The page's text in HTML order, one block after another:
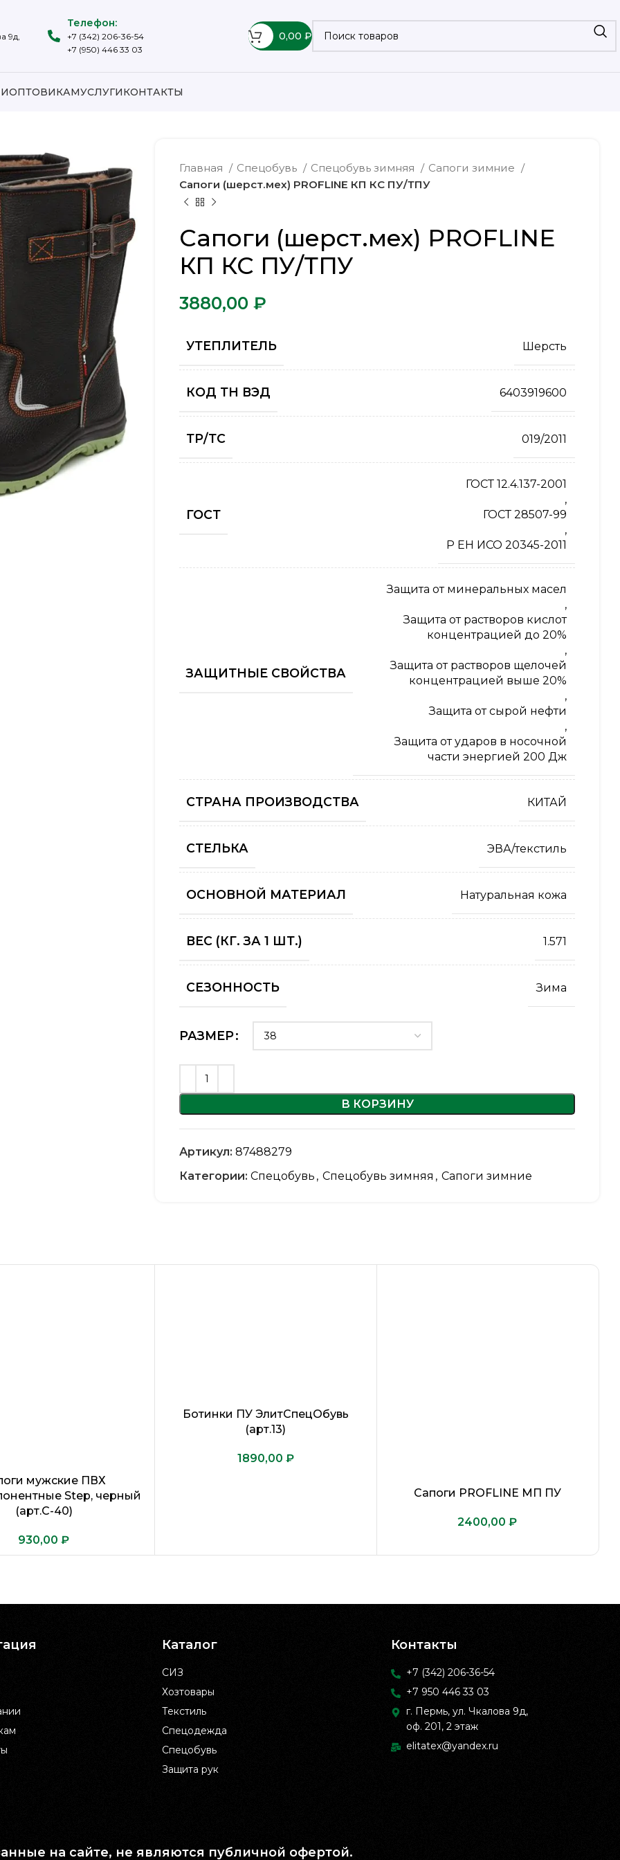
9д,
Телефон:
+7 (342) 206-36-54
+7 (950) 446 33 03
0,00 ₽
ОПТОВИКАМУСЛУГИКОНТАКТЫ
Главная Спецобувь Спецобувь зимняя
Сапоги зимние
Сапоги (шерст.мех) PROFLINE КП КС ПУ/ТПУ
Сапоги (шерст.мех) PROFLINE
КП КС ПУ/ТПУ
₽
УТЕПЛИТЕЛЬ Шерсть
КОД ТН ВЭД 6403919600
ТР/ТС 019/2011
ГОСТ
ГОСТ 12.4.137-2001
,
ГОСТ 28507-99
,
Р ЕН ИСО 20345-2011
ЗАЩИТНЫЕ СВОЙСТВА
Защита от минеральных масел
,
Защита от растворов кислот
концентрацией до 20%
,
Защита от растворов щелочей
концентрацией выше 20%
,
Защита от сырой нефти
,
Защита от ударов в носочной
части энергией 200 Дж
СТРАНА ПРОИЗВОДСТВА КИТАЙ
СТЕЛЬКА ЭВА/текстиль
ОСНОВНОЙ МАТЕРИАЛ Натуральная кожа
ВЕС (КГ. ЗА 1 ШТ.) 1.571
СЕЗОННОСТЬ Зима
РАЗМЕР
В КОРЗИНУ
Артикул: 87488279
Категории: Спецобувь , Спецобувь зимняя , Сапоги зимние
мужские ПВХ
Step, черный
(арт.С-40)
₽
Ботинки ПУ ЭлитСпецОбувь
(арт.13)
₽
Сапоги PROFLINE МП ПУ
₽
Каталог
СИЗ
Хозтовары
Текстиль
Спецодежда
Спецобувь
Защита рук
Контакты
+7 (342) 206-36-54
+7 950 446 33 03
г. Пермь, ул. Чкалова 9д,
оф. 201, 2 этаж
elitatex@yandex.ru
на сайте, не являются публичной офертой.